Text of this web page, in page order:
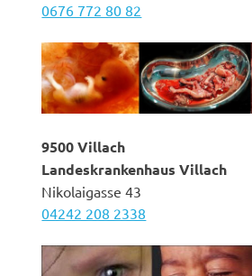
0676 772 80 82
9500 Villach
Landeskrankenhaus Villach
Nikolaigasse 43
04242 208 2338